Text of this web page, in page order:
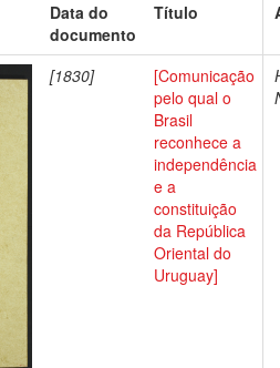
Data do
documento
Título
[1830]
[Comunicação
pelo qual o
Brasil
reconhece a
independência
e a
constituição
da República
Oriental do
Uruguay]